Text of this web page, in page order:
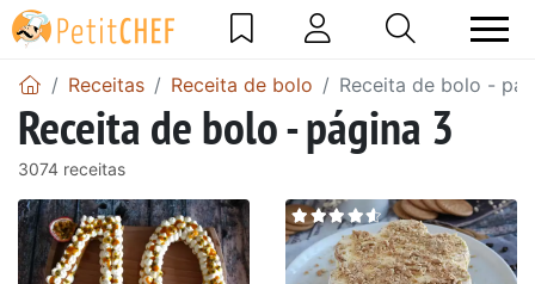
Receitas Receita de bolo Receita de bolo -
Receita de bolo - página 3
3074 receitas